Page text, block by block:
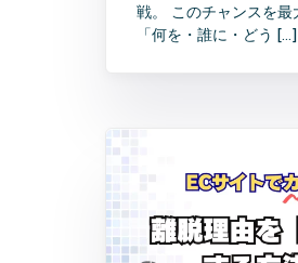
戦。 このチャンスを最
「何を・誰に・どう […]